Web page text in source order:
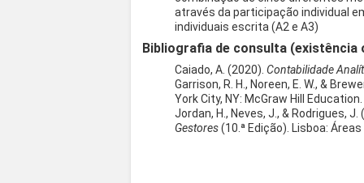
através da participação individual
individuais escrita (A2 e A3)
Bibliografia de consulta
Caiado, A. (2020).Contabilidade
Garrison, R. H., Noreen, E. W., &
York City, NY: McGraw Hill Education.
Jordan, H., Neves, J., & Rodrigues,
Gestores(10.ª Edição). Lisboa: